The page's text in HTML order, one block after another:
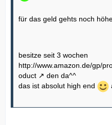
für das geld gehts noch
besitze seit 3 wochen
http://www.amazon.de/gp/
oduct
den da^^
das ist absolut high end